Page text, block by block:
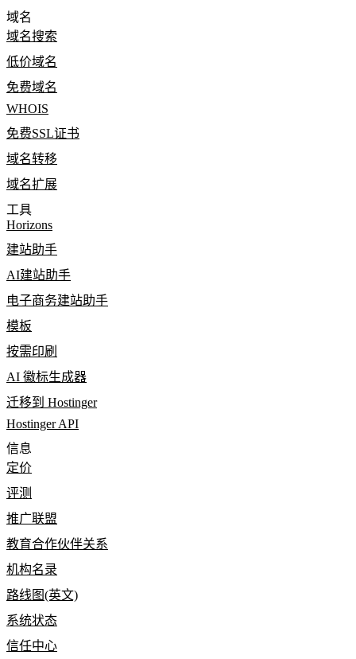
域名
域名搜索
低价域名
免费域名
WHOIS
免费SSL证书
域名转移
域名扩展
工具
Horizons
建站助手
AI建站助手
电子商务建站助手
模板
按需印刷
AI 徽标生成器
迁移到 Hostinger
Hostinger API
信息
定价
评测
推广联盟
教育合作伙伴关系
机构名录
路线图(英文)
系统状态
信任中心